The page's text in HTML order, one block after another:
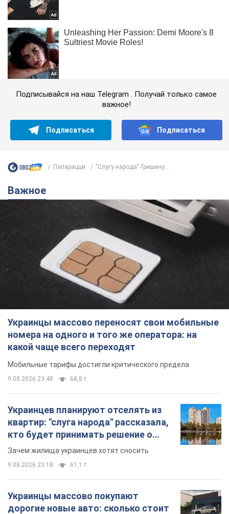
Подписывайся на наш Telegram . Получай только самое
важное!
Подписаться Подписаться
Папарацци "Слугу народа" Гришину...
Важное
Украинцы массово переносят свои мобильные
номера на одного и того же оператора: на
какой чаще всего переходят
Мобильные тарифы достигли критического предела
9.08.2026 23:48 68,8 т.
Украинцев планируют отселять из
квартир: "слуга народа" рассказала,
кто будет принимать решение о
сносе домов
Зачем жилища украинцев хотят сносить
9.08.2026 23:18 61,1 т.
Украинцы массово покупают
дорогие новые авто: сколько стоит